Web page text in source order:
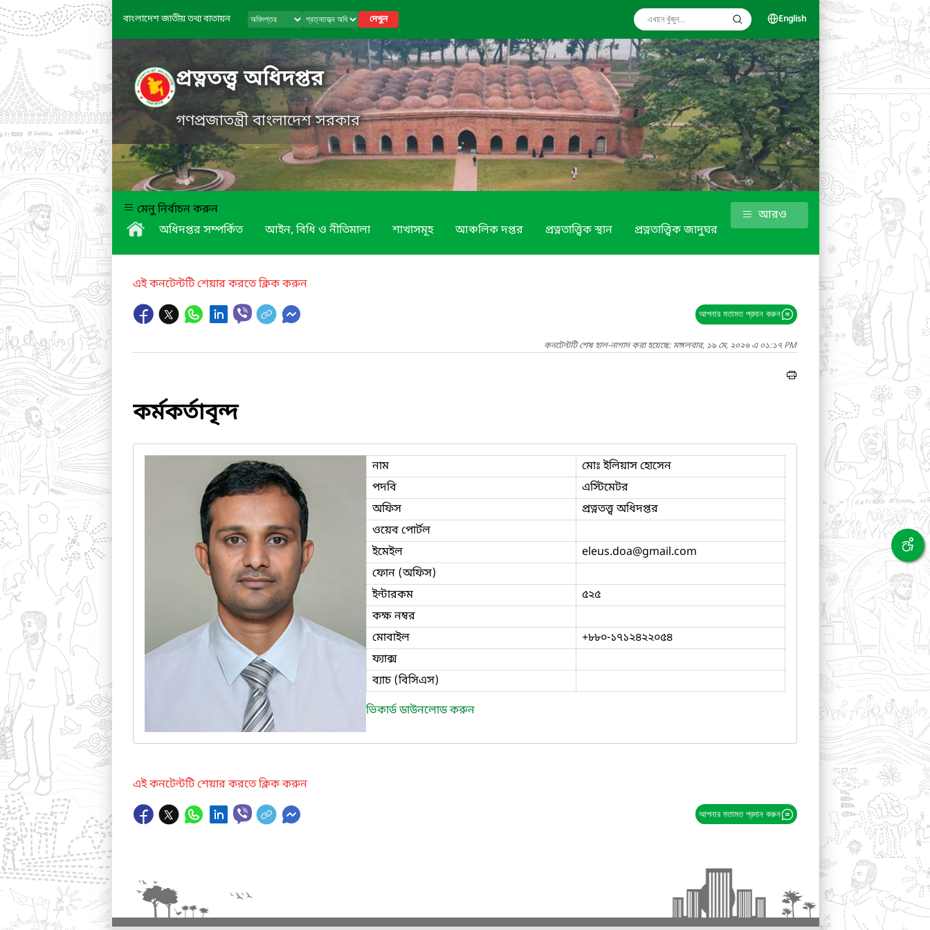
বাংলাদেশ জাতীয় তথ্য বাতায়ন দেখুন English
প্রত্নতত্ত্ব অধিদপ্তর
গণপ্রজাতন্ত্রী বাংলাদেশ সরকার
মেনু নির্বাচন করুন
অধিদপ্তর সম্পর্কিত
আইন, বিধি ও নীতিমালা শাখাসমূহ আঞ্চলিক দপ্তর প্রত্নতাত্ত্বিক স্থান প্রত্নতাত্ত্বিক জাদুঘর
আরও
এই কনটেন্টটি শেয়ার করতে ক্লিক করুন
আপনার মতামত প্রদান করুন
কনটেন্টটি শেষ হাল-নাগাদ করা হয়েছে: মঙ্গলবার, ১৯ মে, ২০২৬ এ ০১:১৭ PM
কর্মকর্তাবৃন্দ
নাম
মোঃ ইলিয়াস হোসেন
পদবি
এস্টিমেটর
অফিস
প্রত্নতত্ত্ব অধিদপ্তর
ওয়েব পোর্টল
ইমেইল
eleus.doa@gmail.com
ফোন (অফিস)
ইন্টারকম
৫২৫
কক্ষ নম্বর
মোবাইল
+৮৮০-১৭১২৪২২০৫৪
ফ্যাক্স
ব্যাচ (বিসিএস)
ভিকার্ড ডাউনলোড করুন
এই কনটেন্টটি শেয়ার করতে ক্লিক করুন
আপনার মতামত প্রদান করুন